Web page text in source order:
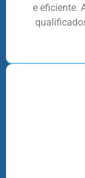
e eficiente.